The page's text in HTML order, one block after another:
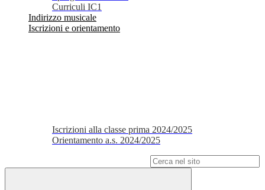
Curriculi IC1
Indirizzo musicale
Iscrizioni e orientamento
Iscrizioni alla classe prima 2024/2025
Orientamento a.s. 2024/2025